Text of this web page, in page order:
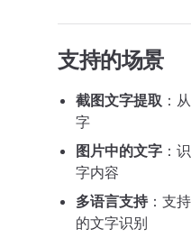
支持的场景
截图文字提取 ：
字
图片中的文字 ：
字内容
多语言支持：支
的文字识别